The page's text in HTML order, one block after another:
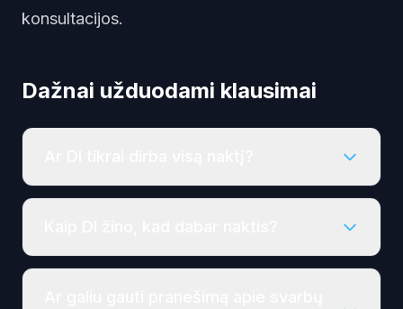
konsultacijos.
Dažnai užduodami klausimai